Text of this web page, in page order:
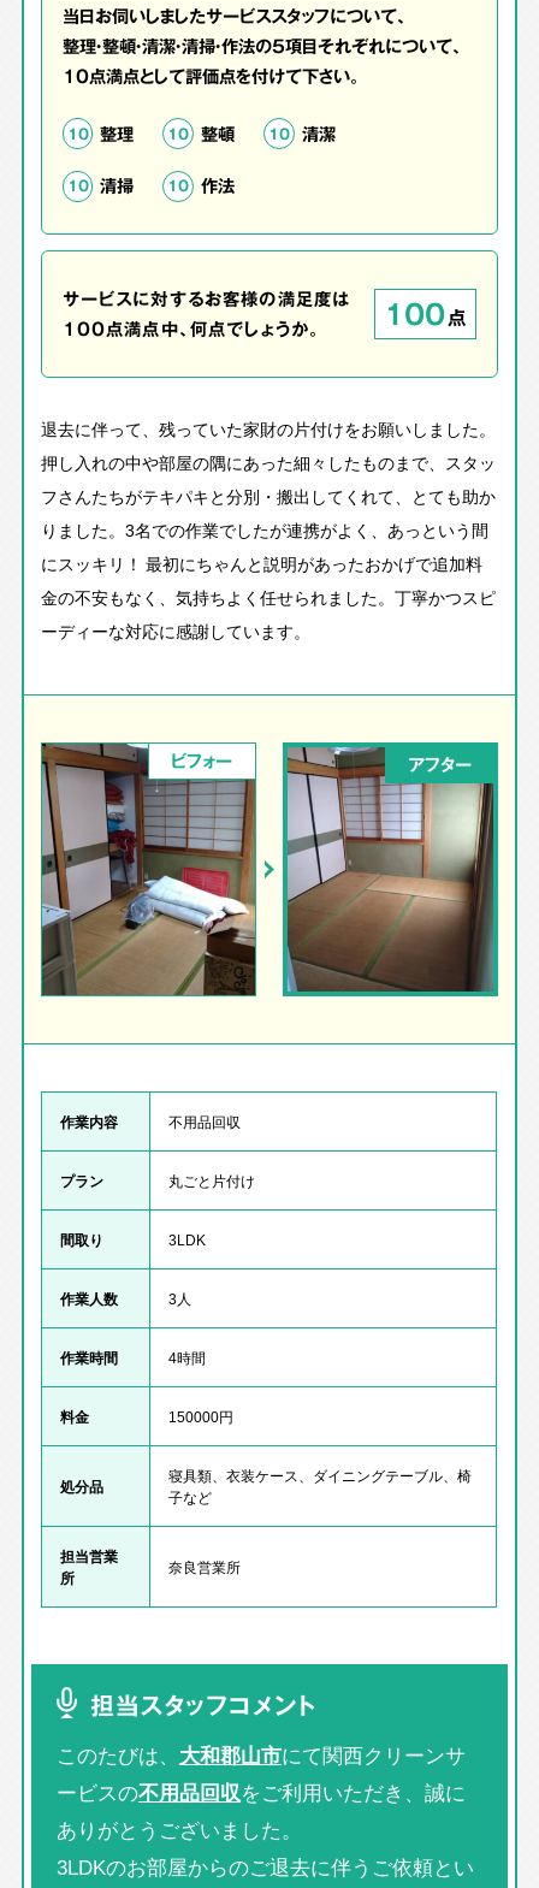
当日お伺いしましたサービススタッフについて、
整理・整頓・清潔・清掃・作法の5項目それぞれについて、
10点満点として評価点を付けて下さい。
10 整理 10 整頓 10 清潔
10 清掃 10 作法
サービスに対するお客様の満足度は
100点満点中、何点でしょうか。
100点
退去に伴って、残っていた家財の片付けをお願いしました。
押し入れの中や部屋の隅にあった細々したものまで、スタッ
フさんたちがテキパキと分別・搬出してくれて、とても助か
りました。3名での作業でしたが連携がよく、あっという間
にスッキリ！ 最初にちゃんと説明があったおかげで追加料
金の不安もなく、気持ちよく任せられました。丁寧かつスピ
ーディーな対応に感謝しています。
ビフォー アフター
作業内容 不用品回収
プラン 丸ごと片付け
間取り 3LDK
作業人数 3人
作業時間 4時間
料金 150000円
処分品
寝具類、衣装ケース、ダイニングテーブル、椅
子など
担当営業
所
奈良営業所
担当スタッフコメント
このたびは、 大和郡山市にて関西クリーンサ
ービスの不用品回収をご利用いただき、誠に
ありがとうございました。
3LDKのお部屋からのご退去に伴うご依頼とい